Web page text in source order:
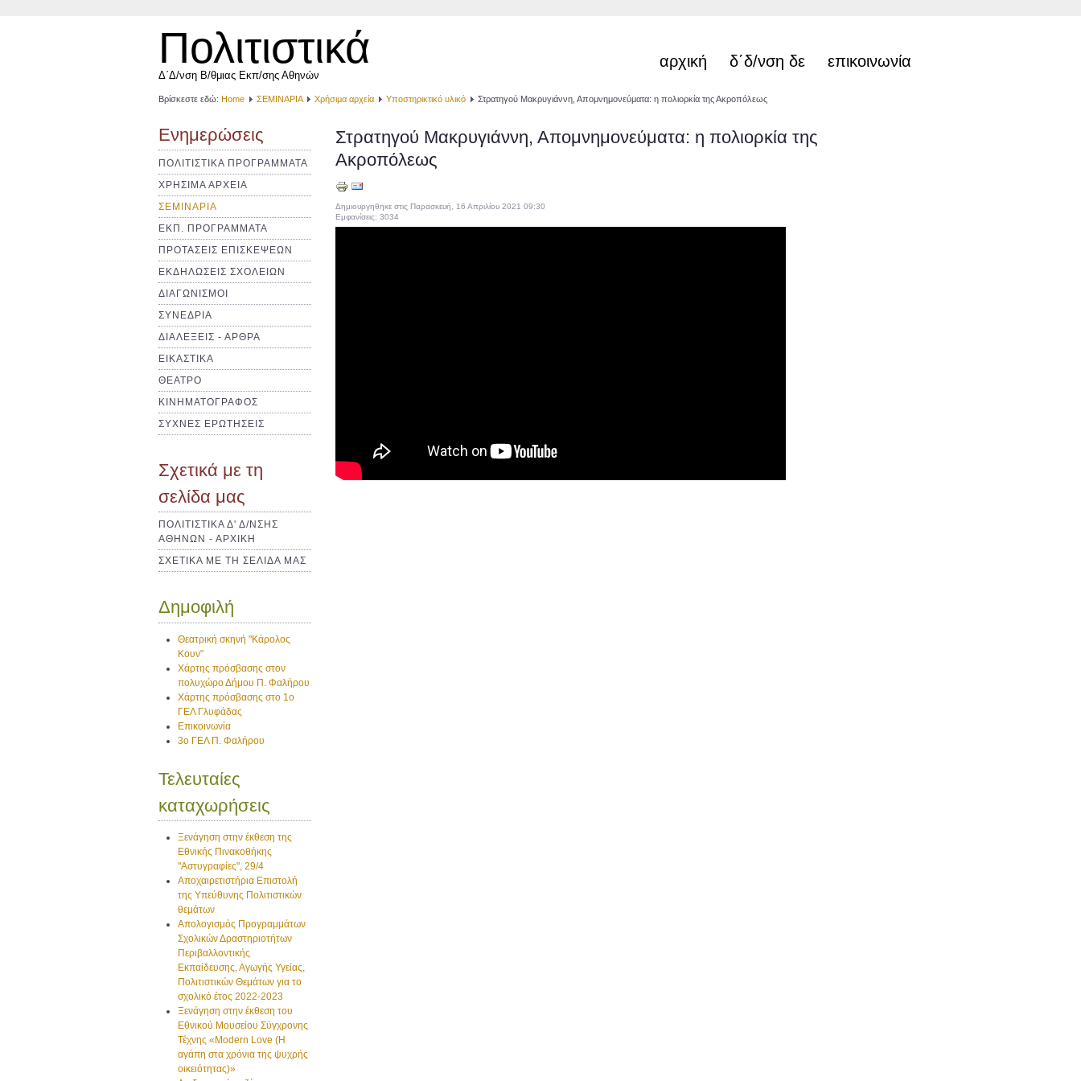
Πολιτιστικά
Δ΄Δ/νση Β/θμιας Εκπ/σης Αθηνών
αρχική δ΄δ/νση δε επικοινωνία
Βρίσκεστε εδώ: Home ΣΕΜΙΝΑΡΙΑ Χρήσιμα αρχεία Υποστηρικτικό υλικό Στρατηγού Μακρυγιάννη, Απομνημονεύματα: η πολιορκία της Ακροπόλεως
Ενημερώσεις
ΠΟΛΙΤΙΣΤΙΚΑ ΠΡΟΓΡΑΜΜΑΤΑ
ΧΡΗΣΙΜΑ ΑΡΧΕΙΑ
ΣΕΜΙΝΑΡΙΑ
ΕΚΠ. ΠΡΟΓΡΑΜΜΑΤΑ
ΠΡΟΤΑΣΕΙΣ ΕΠΙΣΚΕΨΕΩΝ
ΕΚΔΗΛΩΣΕΙΣ ΣΧΟΛΕΙΩΝ
ΔΙΑΓΩΝΙΣΜΟΙ
ΣΥΝΕΔΡΙΑ
ΔΙΑΛΕΞΕΙΣ - ΑΡΘΡΑ
ΕΙΚΑΣΤΙΚΑ
ΘΕΑΤΡΟ
ΚΙΝΗΜΑΤΟΓΡΑΦΟΣ
ΣΥΧΝΕΣ ΕΡΩΤΗΣΕΙΣ
Σχετικά με τη
σελίδα μας
ΠΟΛΙΤΙΣΤΙΚΑ Δ' Δ/ΝΣΗΣ
ΑΘΗΝΩΝ - ΑΡΧΙΚΗ
ΣΧΕΤΙΚΑ ΜΕ ΤΗ ΣΕΛΙΔΑ ΜΑΣ
Δημοφιλή
Θεατρική σκηνή "Κάρολος
Κουν"
Χάρτης πρόσβασης στον
πολυχώρο Δήμου Π. Φαλήρου
Χάρτης πρόσβασης στο 1ο
ΓΕΛ Γλυφάδας
Επικοινωνία
3ο ΓΕΛ Π. Φαλήρου
Τελευταίες
καταχωρήσεις
Ξενάγηση στην έκθεση της
Εθνικής Πινακοθήκης
"Αστυγραφίες", 29/4
Αποχαιρετιστήρια Επιστολή
της Υπεύθυνης Πολιτιστικών
θεμάτων
Απολογισμός Προγραμμάτων
Σχολικών Δραστηριοτήτων
Περιβαλλοντικής
Εκπαίδευσης, Αγωγής Υγείας,
Πολιτιστικών Θεμάτων για το
σχολικό έτος 2022-2023
Ξενάγηση στην έκθεση του
Εθνικού Μουσείου Σύγχρονης
Τέχνης «Modern Love (H
αγάπη στα χρόνια της ψυχρής
οικειότητας)»
Στρατηγού Μακρυγιάννη, Απομνημονεύματα: η πολιορκία της
Ακροπόλεως
Δημιουργηθηκε στις Παρασκευή, 16 Απριλίου 2021 09:30
Εμφανίσεις: 3034